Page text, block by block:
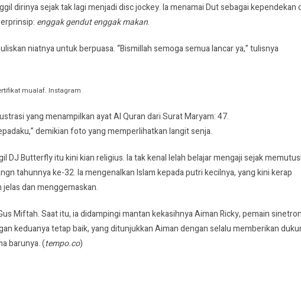
dirinya sejak tak lagi menjadi disc jockey. Ia menamai Dut sebagai kependekan
enggak gendutenggak makan.
niatnya untuk berpuasa. “Bismillah semoga semua lancar ya,” tulisnya
mualaf. Instagram
yang menampilkan ayat Al Quran dari Surat Maryam: 47.
demikian foto yang memperlihatkan langit senja.
DJ Butterfly itu kini kian religius. Ia tak kenal lelah belajar mengaji sejak
tahunnya ke-32. Ia mengenalkan Islam kepada putri kecilnya, yang kini kerap
dan menggemaskan.
Miftah. Saat itu, ia didampingi mantan kekasihnya Aiman Ricky, pemain
keduanya tetap baik, yang ditunjukkan Aiman dengan selalu memberikan
barunya. (tempo.co)